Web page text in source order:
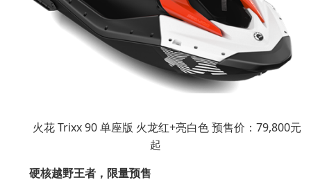
火花 Trixx 90 单座版 火龙红+亮白色 预售价：79,800元
起
硬核越野王者，限量预售